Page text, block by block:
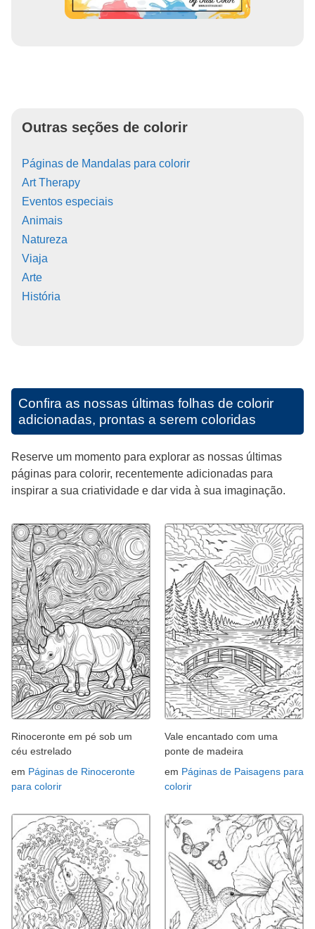
Outras seções de colorir
Páginas de Mandalas para colorir
Art Therapy
Eventos especiais
Animais
Natureza
Viaja
Arte
História
Confira as nossas últimas folhas de colorir
adicionadas, prontas a serem coloridas
Reserve um momento para explorar as nossas últimas
páginas para colorir, recentemente adicionadas para
inspirar a sua criatividade e dar vida à sua imaginação.
Rinoceronte em pé sob um
céu estrelado
em Páginas de Rinoceronte
para colorir
Vale encantado com uma
ponte de madeira
em Páginas de Paisagens para
colorir